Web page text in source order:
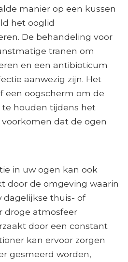
manier op een kussen
het ooglid
De behandeling voor
tranen om
en een antibioticum
aanwezig zijn. Het
een oogscherm om de
houden tijdens het
dat de ogen
in uw ogen kan ook
door de omgeving waarin
dagelijkse thuis- of
droge atmosfeer
door een constant
kan ervoor zorgen
gesmeerd worden,